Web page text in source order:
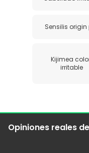
Sensilis origin
Kijimea
irritable
Opiniones reales